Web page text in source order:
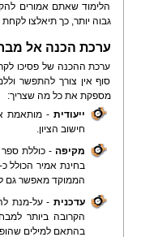
הלימוד שאתם אמורים
גבוה יותר, כך תיאלצו
ערכת הכנה אל
ערכת ההכנה של פסיכו
סוף אין צורך להתפשר
מספקת את כל מה שצריך:
ייעודית - מותאמת
חישוב הציון.
מקיפה - כוללת ספר
הממוקד מאפשר גם
עדכנית - על-מנת
הקרובה ביותר
בהתאם למילים